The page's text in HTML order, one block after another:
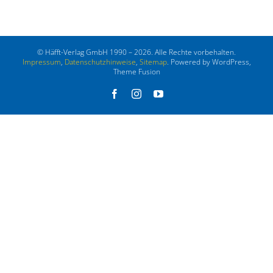
© Häfft-Verlag GmbH 1990 – 2026. Alle Rechte vorbehalten.
Impressum, Datenschutzhinweise, Sitemap. Powered by WordPress,
Theme Fusion
FacebookInstagramYouTube